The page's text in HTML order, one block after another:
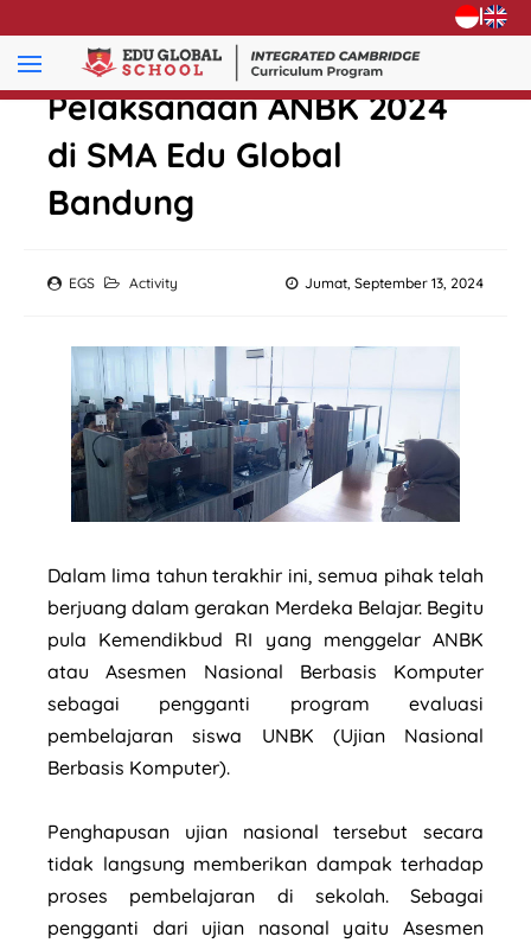
|
Pelaksanaan ANBK 2024
di SMA Edu Global
Bandung
EGS Jumat, September 13, 2024
Activity
Dalam lima tahun terakhir ini, semua pihak telah
berjuang dalam gerakan Merdeka Belajar. Begitu
pula Kemendikbud RI yang menggelar ANBK
atau Asesmen Nasional Berbasis Komputer
sebagai pengganti program evaluasi
pembelajaran siswa UNBK (Ujian Nasional
Berbasis Komputer).
Penghapusan ujian nasional tersebut secara
tidak langsung memberikan dampak terhadap
proses pembelajaran di sekolah. Sebagai
pengganti dari ujian nasonal yaitu Asesmen